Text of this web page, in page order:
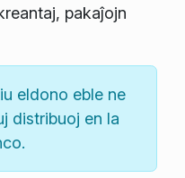
pakaĵojn
eldono eble ne
distribuoj en la